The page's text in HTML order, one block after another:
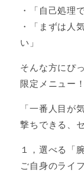
・「自己処理
・「まずは人
い」
そんな方にぴ
限定メニュー！
「一番人目が
撃ちできる、
１，選べる「
ご自身のライ